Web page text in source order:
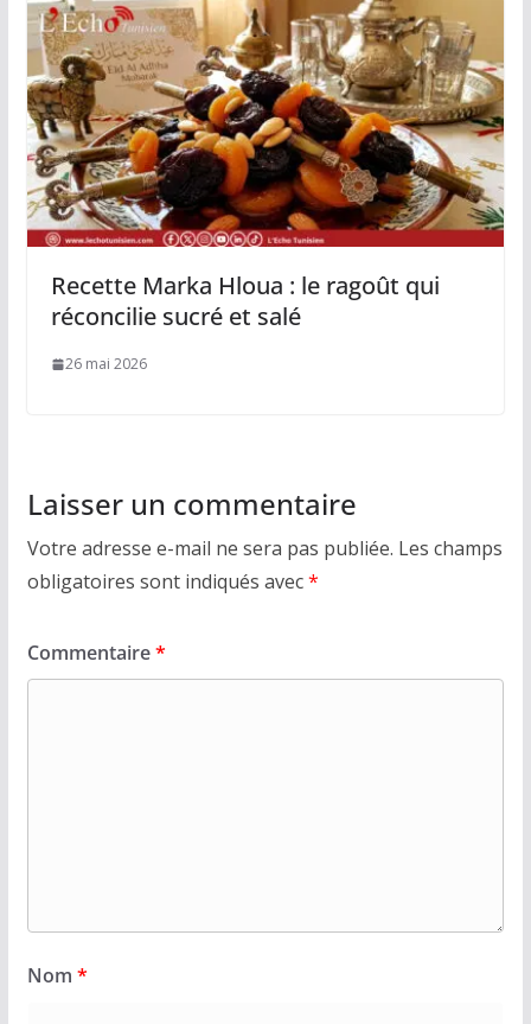
Recette Marka Hloua : le ragoût qui
réconcilie sucré et salé
26 mai 2026
Laisser un commentaire
Votre adresse e-mail ne sera pas publiée. Les champs
obligatoires sont indiqués avec*
Commentaire*
Nom *